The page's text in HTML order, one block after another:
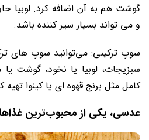
گوشت هم به آن اضافه کرد. لوبیا
و می‌ تواند بسیار سیر کننده باشد.
سوپ ترکیبی: می‌توانید سوپ ‌های
سبزیجات، لوبیا یا نخود، گوشت
کامل مثل برنج قهوه ‌ای یا کینوا تهیه
عدسی، یکی از محبوب‌ترین